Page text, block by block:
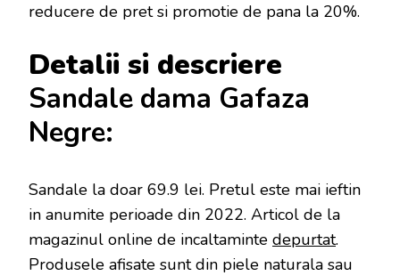
reducere de pret si promotie de pana la 20%.
Detalii si descriere
Sandale dama Gafaza
Negre:
Sandale la doar 69.9 lei. Pretul este mai ieftin
in anumite perioade din 2022. Articol de la
magazinul online de incaltaminte depurtat.
Produsele afisate sunt din piele naturala sau